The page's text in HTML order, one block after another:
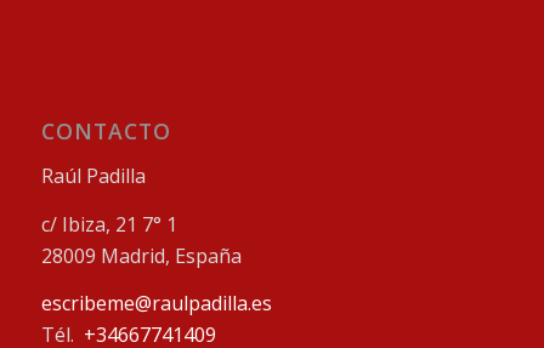
CONTACTO
Raúl Padilla
c/ Ibiza, 21 7° 1
28009 Madrid, España
escribeme@raulpadilla.es
Tél. +34667741409